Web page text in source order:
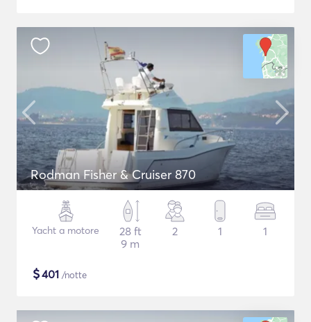
Rodman Fisher & Cruiser 870
Yacht a motore
28 ft
9 m
2 1 1
$401 /notte